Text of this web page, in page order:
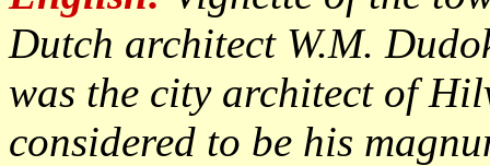
Dutch architect W.M.
was the city architect of
considered to be his